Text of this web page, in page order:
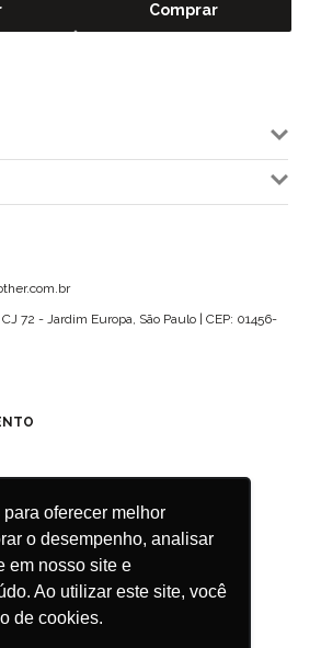
oferecer melhor
o desempenho, analisar
em nosso site e
Ao utilizar este site, você
de cookies.
Comprar
72 - Jardim Europa, São Paulo | CEP: 01456-